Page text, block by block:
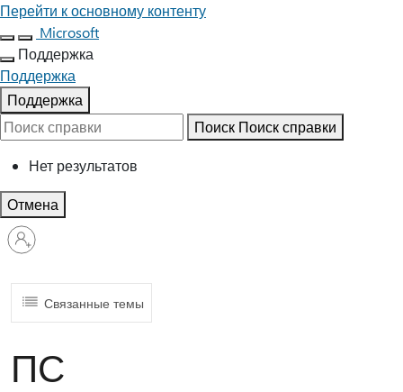
Перейти к основному контенту
Microsoft
Поддержка
Поддержка
Поддержка
Поиск Поиск справки
Нет результатов
Отмена
Войдите
в
запись
Связанные темы
ПС